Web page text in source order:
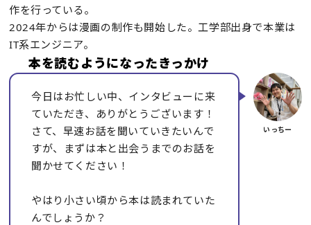
作を行っている。
2024年からは漫画の制作も開始した。工学部出身で本業は
IT系エンジニア。
本を読むようになったきっかけ
今日はお忙しい中、インタビューに来
ていただき、ありがとうございます！
さて、早速お話を聞いていきたいんで
すが、まずは本と出会うまでのお話を
聞かせてください！
やはり小さい頃から本は読まれていた
んでしょうか？